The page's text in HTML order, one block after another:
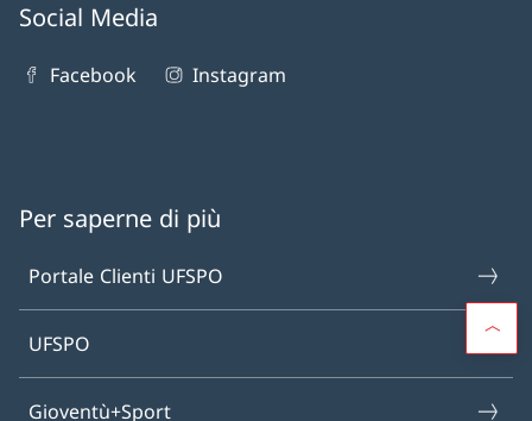
Social Media
Facebook Instagram
Per saperne di più
Portale Clienti UFSPO
UFSPO
Gioventù+Sport